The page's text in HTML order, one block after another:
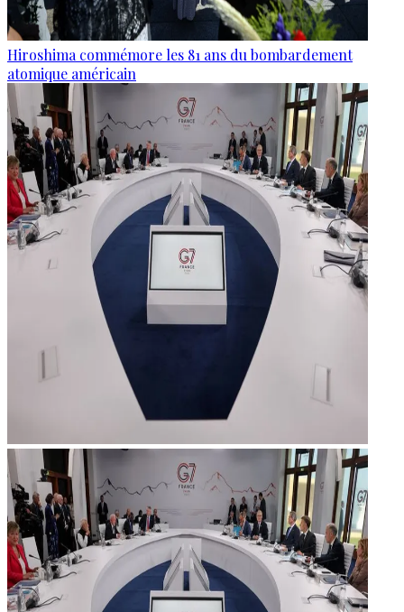
Hiroshima commémore les 81 ans du bombardement
atomique américain